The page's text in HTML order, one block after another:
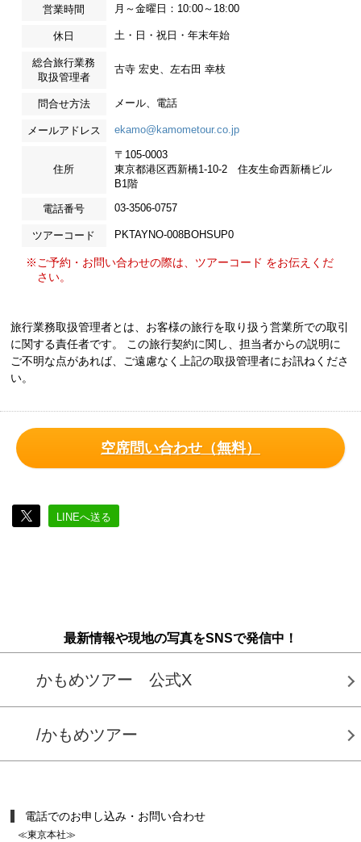
営業時間 月～金曜日：10:00～18:00
休日 土・日・祝日・年末年始
総合旅行業務
取扱管理者
古寺 宏史、左右田 幸枝
問合せ方法 メール、電話
メールアドレス ekamo@kamometour.co.jp
住所
〒105-0003
東京都港区西新橋1-10-2 住友生命西新橋ビル
B1階
電話番号 03-3506-0757
ツアーコード PKTAYNO-008BOHSUP0
※ご予約・お問い合わせの際は、ツアーコード をお伝えくだ
さい。
旅行業務取扱管理者とは、お客様の旅行を取り扱う営業所での取引
に関する責任者です。 この旅行契約に関し、担当者からの説明に
ご不明な点があれば、ご遠慮なく上記の取扱管理者にお訊ねくださ
い。
空席問い合わせ（無料）
LINEへ送る
最新情報や現地の写真をSNSで発信中！
かもめツアー 公式X
/かもめツアー
電話でのお申し込み・お問い合わせ
≪東京本社≫